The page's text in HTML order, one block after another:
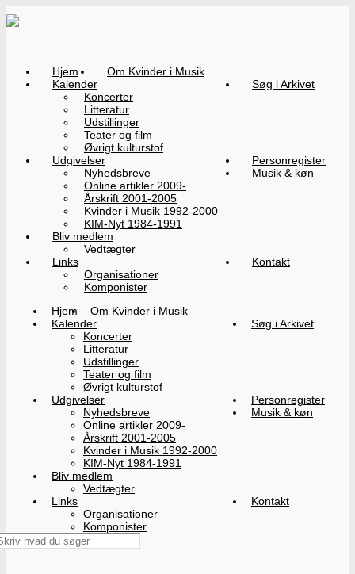
Hjem
Om Kvinder i Musik
Kalender
Koncerter
Litteratur
Udstillinger
Teater og film
Øvrigt kulturstof
Søg i Arkivet
Udgivelser
Nyhedsbreve
Online artikler 2009-
Årskrift 2001-2005
Kvinder i Musik 1992-2000
KIM-Nyt 1984-1991
Personregister
Musik & køn
Bliv medlem
Vedtægter
Links
Organisationer
Komponister
Kontakt
Hjem
Om Kvinder i Musik
Kalender
Koncerter
Litteratur
Udstillinger
Teater og film
Øvrigt kulturstof
Søg i Arkivet
Udgivelser
Nyhedsbreve
Online artikler 2009-
Årskrift 2001-2005
Kvinder i Musik 1992-2000
KIM-Nyt 1984-1991
Personregister
Musik & køn
Bliv medlem
Vedtægter
Links
Organisationer
Komponister
Kontakt